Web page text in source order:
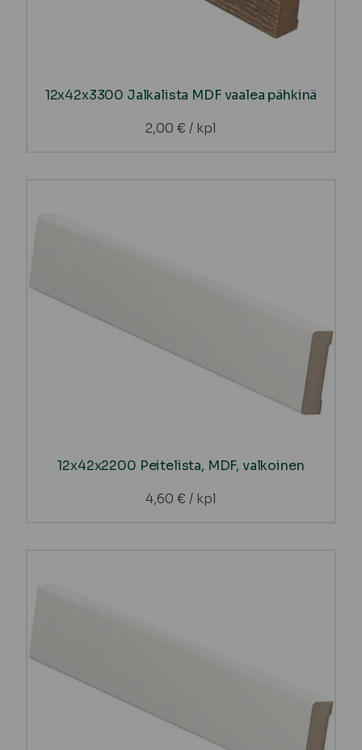
12x42x3300 Jalkalista MDF vaalea pähkinä
2,00 € / kpl
12x42x2200 Peitelista, MDF, valkoinen
4,60 € / kpl